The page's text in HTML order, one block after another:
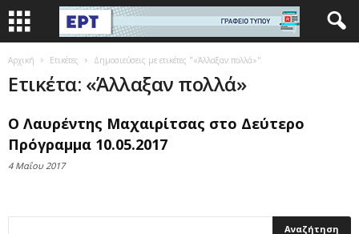
Αρχική Ετικέτες Δημοσιεύσεις με ετικέτες "«Άλλαξαν πολλά»"
Ετικέτα: «Άλλαξαν πολλά»
Ο Λαυρέντης Μαχαιρίτσας στο Δεύτερο
Πρόγραμμα 10.05.2017
4 Μαΐου 2017